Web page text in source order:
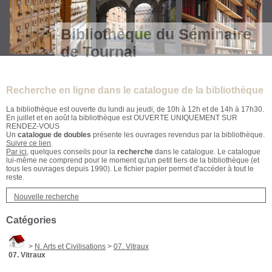
Bibliothèque du Séminaire
de Tournai
Recherche en ligne dans le catalogue de la bibliothèque
La bibliothèque est ouverte du lundi au jeudi, de 10h à 12h et de 14h à 17h30.
En juillet et en août la bibliothèque est OUVERTE UNIQUEMENT SUR
RENDEZ-VOUS
Un catalogue de doubles présente les ouvrages revendus par la bibliothèque.
Suivre ce lien.
Par ici, quelques conseils pour la recherche dans le catalogue. Le catalogue
lui-même ne comprend pour le moment qu'un petit tiers de la bibliothèque (et
tous les ouvrages depuis 1990). Le fichier papier permet d'accéder à tout le
reste.
Nouvelle recherche
Catégories
> N. Arts et Civilisations > 07. Vitraux
07. Vitraux